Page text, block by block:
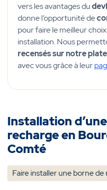
vers les avantages du
donne l’opportunité de
pour faire le meilleur
installation. Nous
recensés sur notre
avec vous grâce à leur
Installation
recharge en
Comté
Faire installer une borne